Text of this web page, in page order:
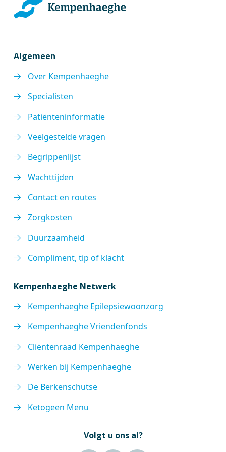
Algemeen
Over Kempenhaeghe
Specialisten
Patiënteninformatie
Veelgestelde vragen
Begrippenlijst
Wachttijden
Contact en routes
Zorgkosten
Duurzaamheid
Compliment, tip of klacht
Kempenhaeghe Netwerk
Kempenhaeghe Epilepsiewoonzorg
Kempenhaeghe Vriendenfonds
Cliëntenraad Kempenhaeghe
Werken bij Kempenhaeghe
De Berkenschutse
Ketogeen Menu
Volgt u ons al?